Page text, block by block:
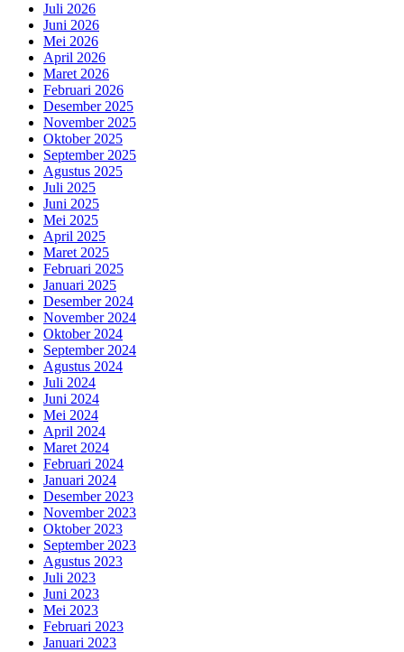
Juli 2026
Juni 2026
Mei 2026
April 2026
Maret 2026
Februari 2026
Desember 2025
November 2025
Oktober 2025
September 2025
Agustus 2025
Juli 2025
Juni 2025
Mei 2025
April 2025
Maret 2025
Februari 2025
Januari 2025
Desember 2024
November 2024
Oktober 2024
September 2024
Agustus 2024
Juli 2024
Juni 2024
Mei 2024
April 2024
Maret 2024
Februari 2024
Januari 2024
Desember 2023
November 2023
Oktober 2023
September 2023
Agustus 2023
Juli 2023
Juni 2023
Mei 2023
Februari 2023
Januari 2023